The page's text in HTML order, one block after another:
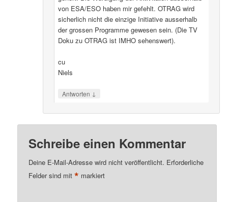
von ESA/ESO haben mir gefehlt. OTRAG wird
sicherlich nicht die einzige Initiative ausserhalb
der grossen Programme gewesen sein. (Die TV
Doku zu OTRAG ist IMHO sehenswert).
cu
Niels
Antworten ↓
Schreibe einen Kommentar
Deine E-Mail-Adresse wird nicht veröffentlicht. Erforderliche
Felder sind mit* markiert